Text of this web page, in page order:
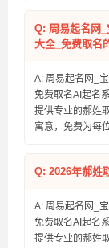
Q: 周易起名网
大全_免费取名
A: 周易起名网_
免费取名AI起名
提供专业的郝姓
寓意，免费为每
Q: 2026年郝姓
A: 周易起名网_
免费取名AI起名
提供专业的郝姓